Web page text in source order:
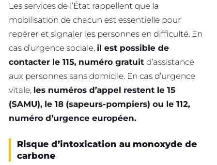
Les services de l’État rappellent que la
mobilisation de chacun est essentielle pour
repérer et signaler les personnes en difficulté. En
cas d’urgence sociale, il est possible de
contacter le 115, numéro gratuit d’assistance
aux personnes sans domicile. En cas d’urgence
vitale, les numéros d’appel restent le 15
(SAMU), le 18 (sapeurs-pompiers) ou le 112,
numéro d’urgence européen.
Risque d’intoxication au monoxyde de
carbone